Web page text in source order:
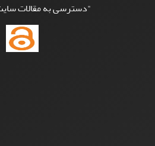
"دسترسی به مقالات